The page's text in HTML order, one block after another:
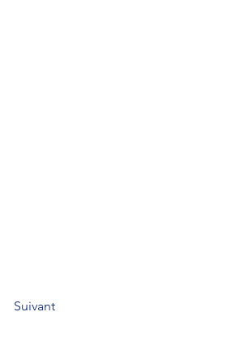
Suivant